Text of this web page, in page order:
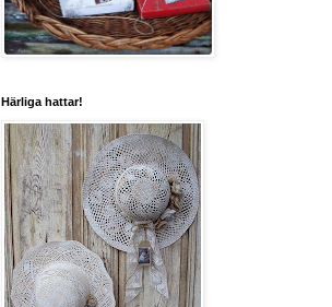
Härliga hattar!